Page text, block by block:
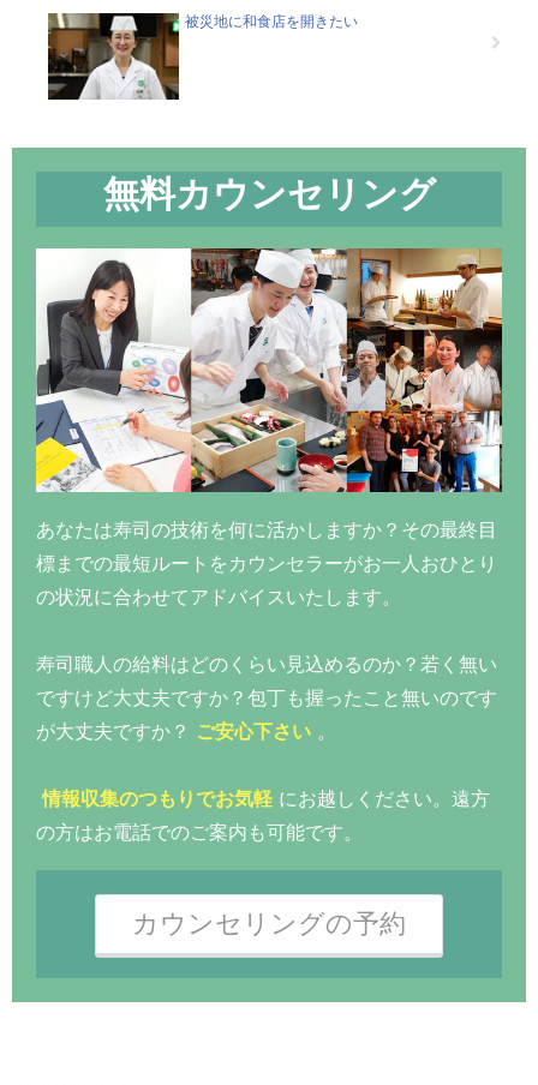
被災地に和食店を開きたい
無料カウンセリング
あなたは寿司の技術を何に活かしますか？その最終目
標までの最短ルートをカウンセラーがお一人おひとり
の状況に合わせてアドバイスいたします。
寿司職人の給料はどのくらい見込めるのか？若く無い
ですけど大丈夫ですか？包丁も握ったこと無いのです
が大丈夫ですか？
ご安心下さい 。
情報収集のつもりでお気軽 にお越しください。遠方
の方はお電話でのご案内も可能です。
カウンセリングの予約